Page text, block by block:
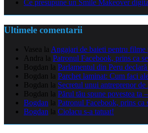
Ce presupune un Smile Makeover
Ultimele comentarii
Vasea la Angajari de baieti pentru filme
Andra la Patronul Facebook, prins ca
Bogdan la Parlamentul din Peru
Bogdan la Parchet laminat: Cum faci
Bogdan la Secretul unui antreprenor
Bogdan la Părul tău spune povestea ta
Bogdan la Patronul Facebook, prins
Bogdan la Ciolacu s-a tatuat!